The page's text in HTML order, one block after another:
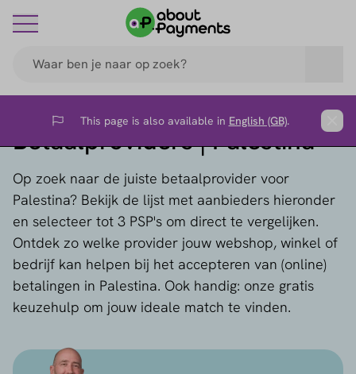
Flag This page is also available in English (GB).
Betaalproviders | Palestina
Op zoek naar de juiste betaalprovider voor
Palestina? Bekijk de lijst met aanbieders hieronder
en selecteer tot 3 PSP's om direct te vergelijken.
Ontdek zo welke provider jouw webshop, winkel of
bedrijf kan helpen bij het accepteren van (online)
betalingen in Palestina. Ook handig: onze gratis
keuzehulp om jouw ideale match te vinden.